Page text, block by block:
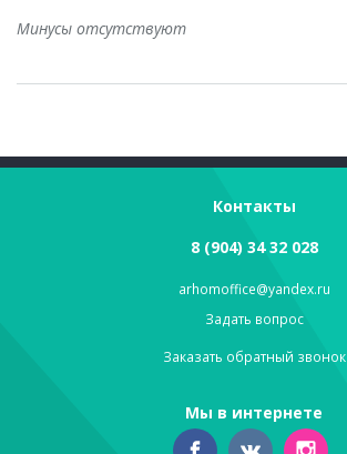
Минусы отсутствуют
Контакты
8 (904) 34 32 028
arhomoffice@yandex.ru
Задать вопрос
Заказать обратный звонок
Мы в интернете